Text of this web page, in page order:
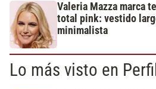
Valeria Mazza marca
total pink: vestido
minimalista
Lo más visto en Perfil